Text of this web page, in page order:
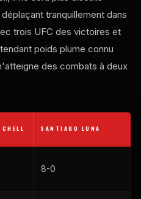
tranquillement dans
trois UFC des victoires et
poids plume connu
des combats à deux
SANTIAGO LUNA
8-0